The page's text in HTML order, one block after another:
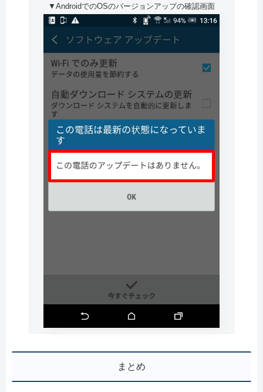
▼AndroidでのOSのバージョンアップの確認画面
まとめ